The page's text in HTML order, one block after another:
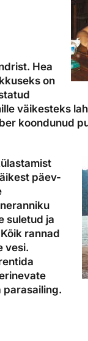
Hea
on
väikesteks
koondunud
päev-
suletud ja
rannad
vesi.
parasailing.